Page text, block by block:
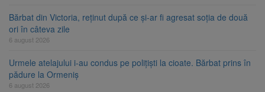
Bărbat din Victoria, reținut după ce și-ar fi agresat soția de două
ori în câteva zile
6 august 2026
Urmele atelajului i-au condus pe polițiști la cioate. Bărbat prins în
pădure la Ormeniș
6 august 2026